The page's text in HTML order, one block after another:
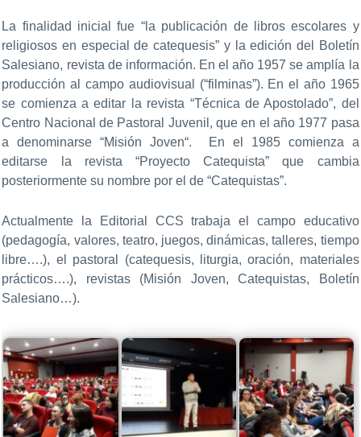
La finalidad inicial fue “la publicación de libros escolares y
religiosos en especial de catequesis” y la edición del Boletín
Salesiano, revista de información. En el año 1957 se amplía la
producción al campo audiovisual (“filminas”). En el año 1965
se comienza a editar la revista “Técnica de Apostolado”, del
Centro Nacional de Pastoral Juvenil, que en el año 1977 pasa
a denominarse “Misión Joven“. En el 1985 comienza a
editarse la revista “Proyecto Catequista” que cambia
posteriormente su nombre por el de “Catequistas”.
Actualmente la Editorial CCS trabaja el campo educativo
(pedagogía, valores, teatro, juegos, dinámicas, talleres, tiempo
libre….), el pastoral (catequesis, liturgia, oración, materiales
prácticos….), revistas (Misión Joven, Catequistas, Boletín
Salesiano…).